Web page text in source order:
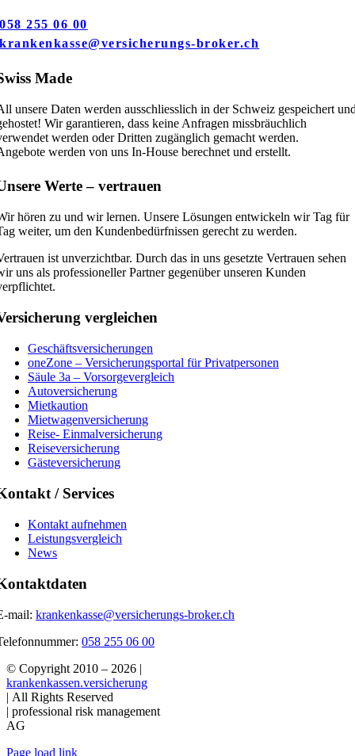
058 255 06 00
krankenkasse@versicherungs-broker.ch
Made
unsere Daten werden ausschliesslich in der Schweiz gespeichert
Wir garantieren, dass keine Anfragen missbräuchlich
werden oder Dritten zugänglich gemacht werden.
werden von uns In-House berechnet und erstellt.
Werte – vertrauen
hören zu und wir lernen. Unsere Lösungen entwickeln wir Tag für
weiter, um den Kundenbedürfnissen gerecht zu werden.
ist unverzichtbar. Durch das in uns gesetzte Vertrauen sehen
uns als professioneller Partner gegenüber unseren Kunden
vergleichen
Geschäftsversicherungen
oneZone – Versicherungsportal für Privatpersonen
Säule 3a – Vorsorgevergleich
Autoversicherung
Mietkaution
Mietwagenversicherung
Reise- Einmalversicherung
Reiseversicherung
Gästeversicherung
/ Services
Kontakt aufnehmen
Leistungsvergleich
News
mail:krankenkasse@versicherungs-broker.ch
058 255 06 00
© Copyright 2010 – 2026 |
krankenkassen.versicherung
| All Rights Reserved
| professional risk management
AG
Page load link